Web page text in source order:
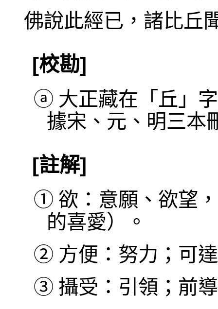
佛說此經已，諸比丘
[校勘]
ⓐ 大正藏在「丘」
據宋、元、明三本
[註解]
① 欲：意願、欲望
的喜愛）。
② 方便：努力；可
③ 攝受：引領；前